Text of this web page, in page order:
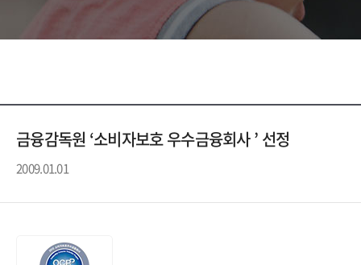
금융감독원 ‘소비자보호 우수금융회사 ’ 선정
2009.01.01